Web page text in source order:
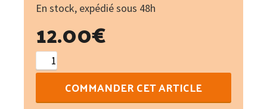
En stock, expédié sous 48h
12.00€
quantité
de
MironfaCOMMANDER CET ARTICLE